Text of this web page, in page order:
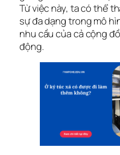
Từ việc này, ta có thể
sự đa dạng trong mô
nhu cầu của cả cộng
động.